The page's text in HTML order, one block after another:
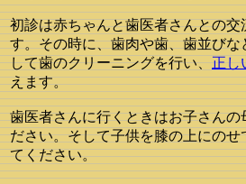
初診は赤ちゃんと歯医者さんとの
す。その時に、歯肉や歯、歯並び
して歯のクリーニングを行い、正し
えます。
歯医者さんに行くときはお子さん
ださい。そして子供を膝の上にの
てください。